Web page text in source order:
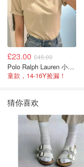
£23.00 £45.00
Polo Ralph Lauren 小马T恤
童款，14-16Y捡漏！
猜你喜欢